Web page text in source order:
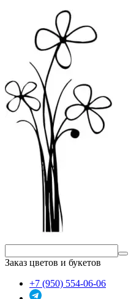
Заказ цветов и букетов
+7 (950) 554-06-06